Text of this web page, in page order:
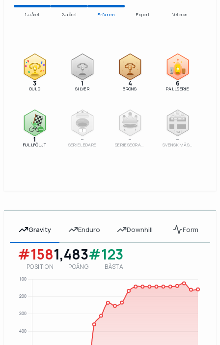
Gravity Enduro Downhill Form
#158
POSITION
1,483
POÄNG
#123
BÄSTA
1:a året 2:a året Erfaren Expert Veteran
3
GULD
2
1
SILVER
3
4
BRONS
6
PALLSERIE
100%
1
FULLFÖLJT
1
–
SERIELEDARE
–
SERIESEGRARE
SM
–
SVENSK MÄSTARE